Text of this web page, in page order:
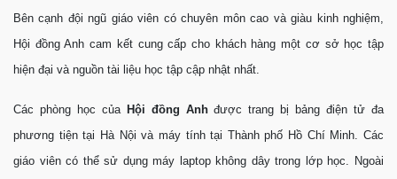
Bên cạnh đội ngũ giáo viên có chuyên môn cao và giàu kinh nghiệm,
Hội đồng Anh cam kết cung cấp cho khách hàng một cơ sở học tập
hiện đại và nguồn tài liệu học tập cập nhật nhất.
Các phòng học của Hội đồng Anhđược trang bị bảng điện tử đa
phương tiện tại Hà Nội và máy tính tại Thành phố Hồ Chí Minh. Các
giáo viên có thể sử dụng máy laptop không dây trong lớp học. Ngoài